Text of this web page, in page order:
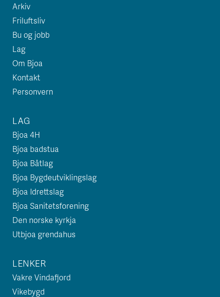
Arkiv
Friluftsliv
Bu og jobb
Lag
Om Bjoa
Kontakt
Personvern
LAG
Bjoa 4H
Bjoa badstua
Bjoa Båtlag
Bjoa Bygdeutviklingslag
Bjoa Idrettslag
Bjoa Sanitetsforening
Den norske kyrkja
Utbjoa grendahus
LENKER
Vakre Vindafjord
Vikebygd